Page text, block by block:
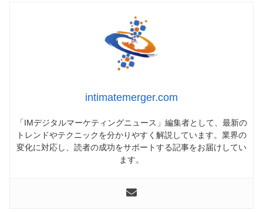
intimatemerger.com
「IMデジタルマーケティングニュース」編集者として、最新の
トレンドやテクニックを分かりやすく解説しています。業界の
変化に対応し、読者の成功をサポートする記事をお届けしてい
ます。